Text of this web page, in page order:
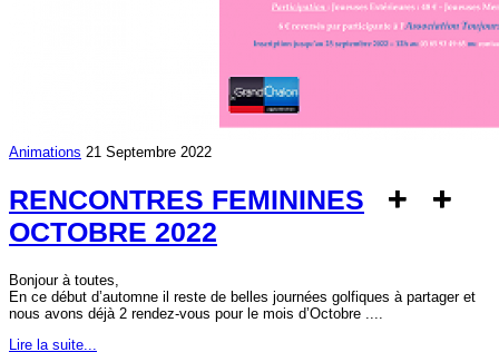
Animations 21 Septembre 2022
RENCONTRES FEMININES
OCTOBRE 2022
Bonjour à toutes,
En ce début d’automne il reste de belles journées golfiques à partager et
nous avons déjà 2 rendez-vous pour le mois d’Octobre ....
Lire la suite...